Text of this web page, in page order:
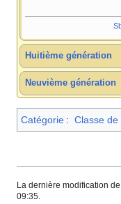
Huitième génération
Neuvième génération
Catégorie : Classe de
La dernière modification
09:35.